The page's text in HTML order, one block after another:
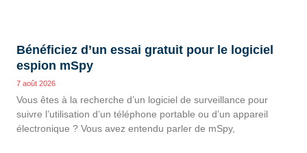
Bénéficiez d’un essai gratuit pour le logiciel
espion mSpy
7 août 2026
Vous êtes à la recherche d’un logiciel de surveillance pour
suivre l’utilisation d’un téléphone portable ou d’un appareil
électronique ? Vous avez entendu parler de mSpy,